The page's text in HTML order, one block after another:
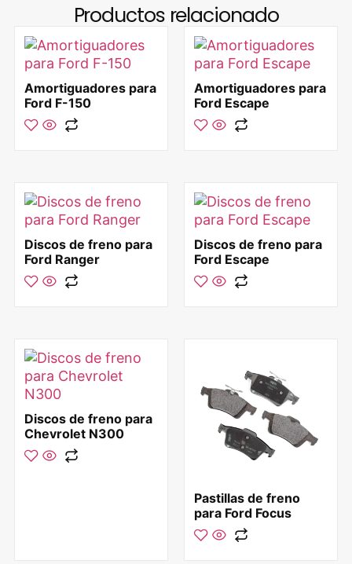
Productos relacionado
Amortiguadores para
Ford F-150
Amortiguadores para
Ford Escape
Discos de freno para
Ford Ranger
Discos de freno para
Ford Escape
Discos de freno para
Chevrolet N300
Pastillas de freno
para Ford Focus